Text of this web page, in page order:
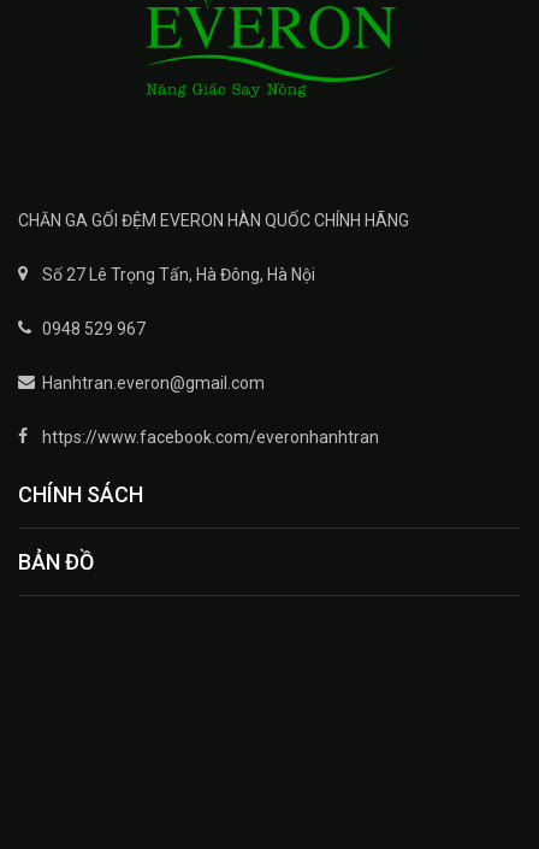
CHĂN GA GỐI ĐỆM EVERON HÀN QUỐC CHÍNH HÃNG
Số 27 Lê Trọng Tấn, Hà Đông, Hà Nội
0948 529 967
Hanhtran.everon@gmail.com
https://www.facebook.com/everonhanhtran
CHÍNH SÁCH
BẢN ĐỒ